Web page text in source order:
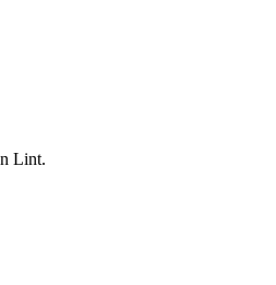
Lint.